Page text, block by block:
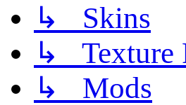
↳ Skins
↳ Texture
↳ Mods